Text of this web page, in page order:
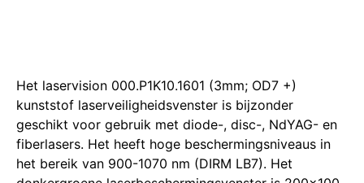
Het laservision 000.P1K10.1601 (3mm; OD7 +)
kunststof laserveiligheidsvenster is bijzonder
geschikt voor gebruik met diode-, disc-, NdYAG- en
fiberlasers. Het heeft hoge beschermingsniveaus in
het bereik van 900-1070 nm (DIRM LB7). Het